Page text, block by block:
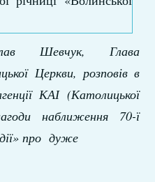
Шевчук, Глава
Церкви, розповів в
КАІ (Католицької
наближення 70-ї
про дуже